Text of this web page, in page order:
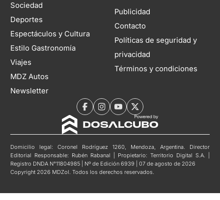
Sociedad
Deportes
Espectáculos y Cultura
Estilo Gastronomía
Viajes
MDZ Autos
Newsletter
Publicidad
Contacto
Políticas de seguridad y
privacidad
Términos y condiciones
Domicilio legal: Coronel Rodríguez 1260, Mendoza, Argentina. Director
Editorial Responsable: Rubén Rabanal | Propietario: Territorio Digital S.A. |
Registro DNDA N°11804985 | Nº de Edición 6939 | 07 de agosto de 2026
Copyright 2026 MDZol. Todos los derechos reservados.